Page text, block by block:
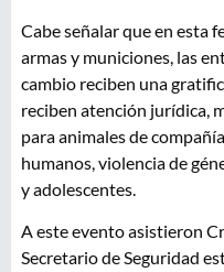
Cabe señalar que en esta
armas y municiones, las
cambio reciben una
reciben atención jurídica,
para animales de
humanos, violencia de
y adolescentes.
A este evento asistieron
Secretario de Seguridad